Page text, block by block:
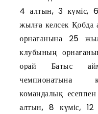
4 алтын, 3 күміс,
жылға келсек Қобда
орнағанына 25
клубының
орай Батыс
чемпионатына
командалық
алтын, 8 күміс, 12